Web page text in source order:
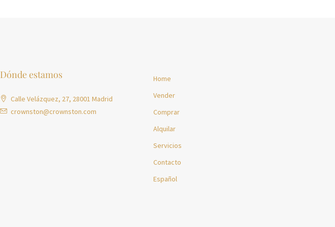
Dónde estamos
Calle Velázquez, 27, 28001 Madrid
crownston@crownston.com
Home
Vender
Comprar
Alquilar
Servicios
Contacto
Español